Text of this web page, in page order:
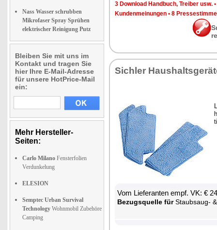
Nass Wasser schrubben
Mikrofaser Spray Sprühen
elektrischer Reinigung Putz
Bleiben Sie mit uns im
Kontakt und tragen Sie
hier Ihre E-Mail-Adresse
für unsere HotPrice-Mail
ein:
Mehr Hersteller-
Seiten:
Carlo Milano Fensterfolien
Verdunkelung
ELESION
Semptec Urban Survival
Technology Wohnmobil Zubehöre
Camping
3 Down­load Hand­buch, Trei­ber usw. •
Kun­den­mei­nun­gen • 8
Sich­ler
Vom Lie­fe­ran­ten empf. VK: €
Be­zugs­quel­le fürStaub­saug- &